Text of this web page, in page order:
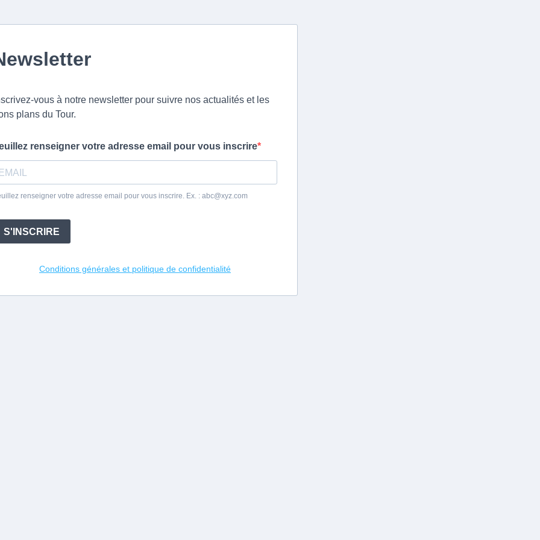
vous à notre newsletter pour suivre nos actualités et les
plans du Tour.
renseigner votre adresse email pour vous inscrire
renseigner votre adresse email pour vous inscrire. Ex. : abc@xyz.com
S'INSCRIRE
Conditions générales et politique de confidentialité